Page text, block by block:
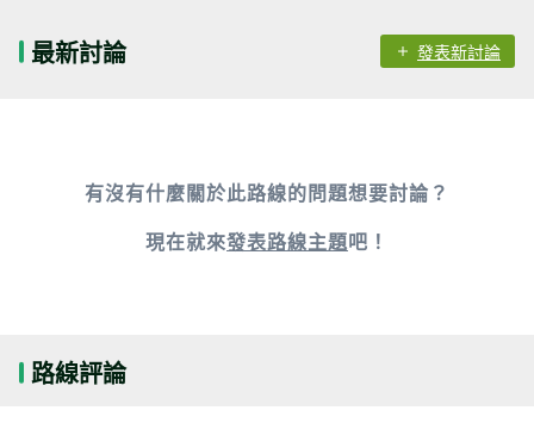
最新討論 發表新討論
有沒有什麼關於此路線的問題想要討論？
現在就來發表路線主題吧！
路線評論